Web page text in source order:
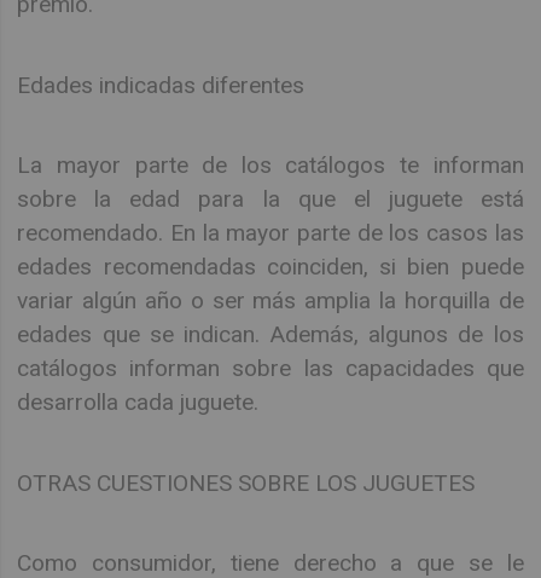
Edades indicadas diferentes
La mayor parte de los catálogos te informan
sobre la edad para la que el juguete está
recomendado. En la mayor parte de los casos las
edades recomendadas coinciden, si bien puede
variar algún año o ser más amplia la horquilla de
edades que se indican. Además, algunos de los
catálogos informan sobre las capacidades que
desarrolla cada juguete.
OTRAS CUESTIONES SOBRE LOS JUGUETES
Como consumidor, tiene derecho a que se le